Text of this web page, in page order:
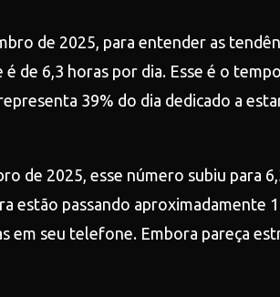
de 2025, para entender as
de 6,3 horas por dia. Esse é o
39% do dia dedicado a
de 2025, esse número subiu para
estão passando aproximadamente
em seu telefone. Embora pareça